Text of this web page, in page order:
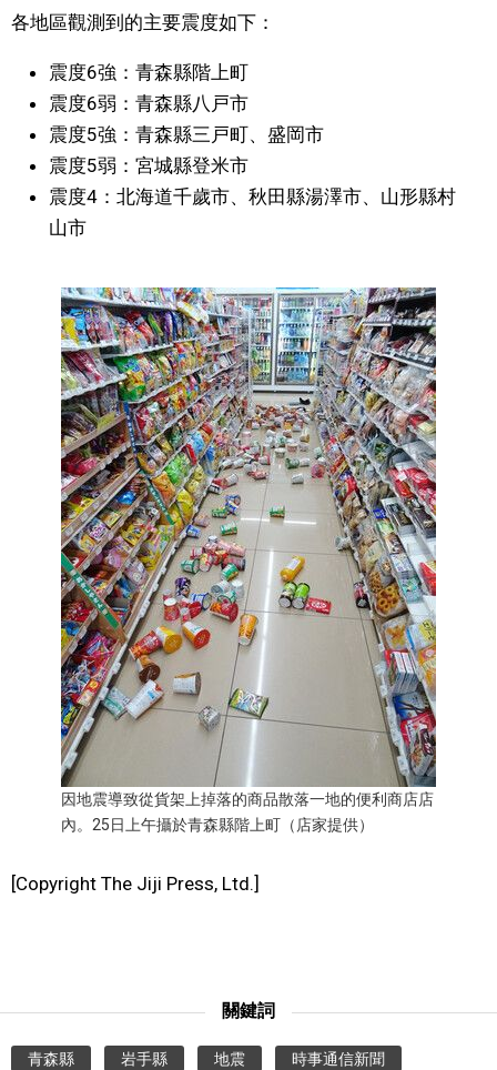
財經
文化
科學技術
生活
工作勞動
醫療健康
編輯部通知
各地區觀測到的主要震度如下：
震度6強：青森縣階上町
震度6弱：青森縣八戸市
震度5強：青森縣三戸町、盛岡市
震度5弱：宮城縣登米市
震度4：北海道千歲市、秋田縣湯澤市、山形縣村
山市
因地震導致從貨架上掉落的商品散落一地的便利商店店
內。25日上午攝於青森縣階上町（店家提供）
[Copyright The Jiji Press, Ltd.]
關鍵詞
青森縣 岩手縣 地震 時事通信新聞